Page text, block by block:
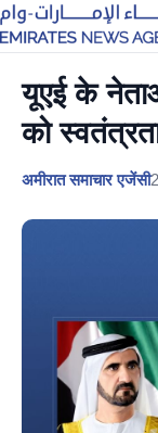
यूएई के
को
अमीरात समाचार एजेंसी